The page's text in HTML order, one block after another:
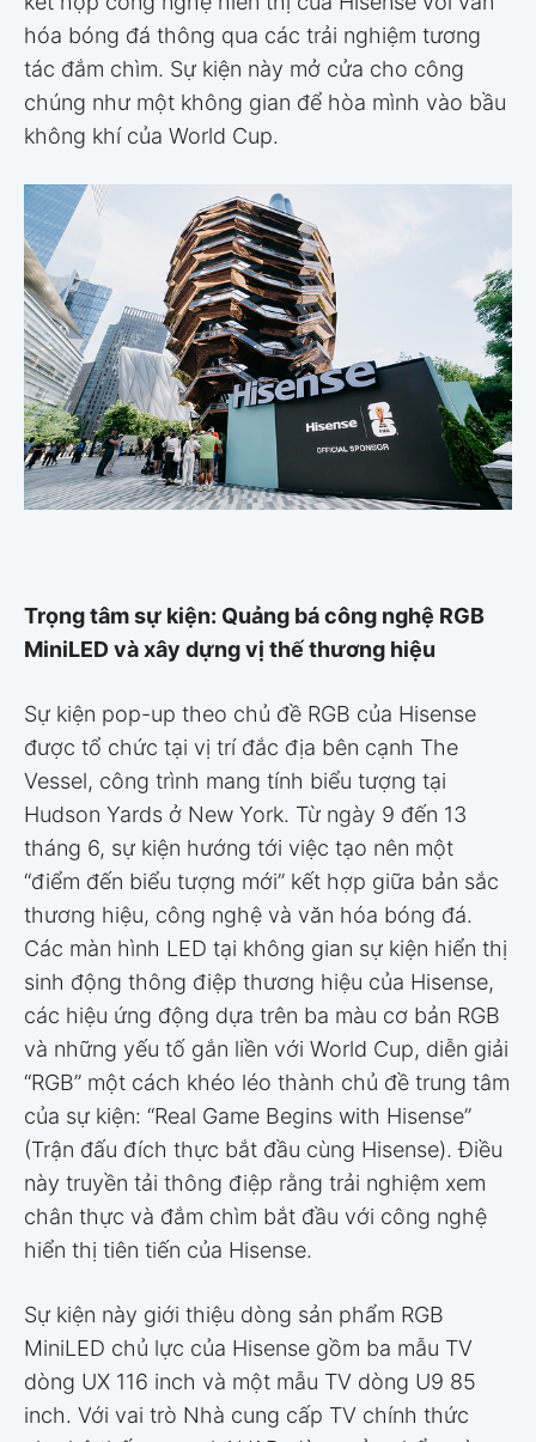
hóa bóng đá thông qua các trải nghiệm tương
tác đắm chìm. Sự kiện này mở cửa cho công
chúng như một không gian để hòa mình vào bầu
không khí của World Cup.
Trọng tâm sự kiện: Quảng bá công nghệ RGB
MiniLED và xây dựng vị thế thương hiệu
Sự kiện pop-up theo chủ đề RGB của Hisense
được tổ chức tại vị trí đắc địa bên cạnh The
Vessel, công trình mang tính biểu tượng tại
Hudson Yards ở New York. Từ ngày 9 đến 13
tháng 6, sự kiện hướng tới việc tạo nên một
“điểm đến biểu tượng mới” kết hợp giữa bản sắc
thương hiệu, công nghệ và văn hóa bóng đá.
Các màn hình LED tại không gian sự kiện hiển thị
sinh động thông điệp thương hiệu của Hisense,
các hiệu ứng động dựa trên ba màu cơ bản RGB
và những yếu tố gắn liền với World Cup, diễn giải
“RGB” một cách khéo léo thành chủ đề trung tâm
của sự kiện: “Real Game Begins with Hisense”
(Trận đấu đích thực bắt đầu cùng Hisense). Điều
này truyền tải thông điệp rằng trải nghiệm xem
chân thực và đắm chìm bắt đầu với công nghệ
hiển thị tiên tiến của Hisense.
Sự kiện này giới thiệu dòng sản phẩm RGB
MiniLED chủ lực của Hisense gồm ba mẫu TV
dòng UX 116 inch và một mẫu TV dòng U9 85
inch. Với vai trò Nhà cung cấp TV chính thức